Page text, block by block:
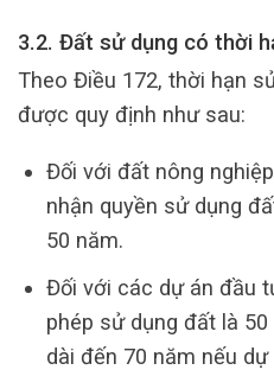
3.2. Đất sử dụng có thời
Theo Điều 172, thời hạn
được quy định như sau:
Đối với đất nông
nhận quyền sử dụng
50 năm.
Đối với các dự án đầu
phép sử dụng đất là
dài đến 70 năm nếu dự